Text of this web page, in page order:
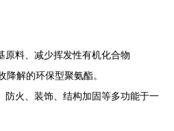
原料、减少挥发性有机化合物
降解的环保型聚氨酯。
防火、装饰、结构加固等多功能于一